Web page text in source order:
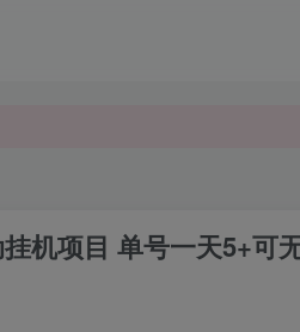
机项目 单号一天5+可